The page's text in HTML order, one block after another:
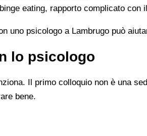
eating, rapporto complicato con
uno psicologo a Lambrugo può
lo psicologo
Il primo colloquio non è una
bene.